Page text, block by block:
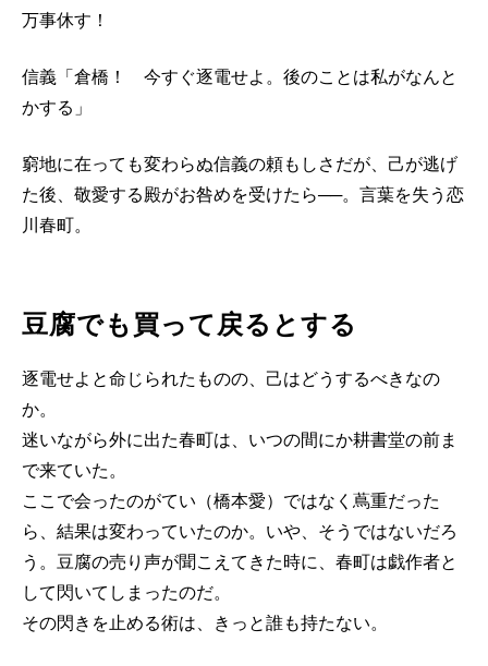
万事休す！
信義「倉橋！ 今すぐ逐電せよ。後のことは私がなんと
かする」
窮地に在っても変わらぬ信義の頼もしさだが、己が逃げ
た後、敬愛する殿がお咎めを受けたら──。言葉を失う恋
川春町。
豆腐でも買って戻るとする
逐電せよと命じられたものの、己はどうするべきなの
か。
迷いながら外に出た春町は、いつの間にか耕書堂の前ま
で来ていた。
ここで会ったのがてい（橋本愛）ではなく蔦重だった
ら、結果は変わっていたのか。いや、そうではないだろ
う。豆腐の売り声が聞こえてきた時に、春町は戯作者と
して閃いてしまったのだ。
その閃きを止める術は、きっと誰も持たない。